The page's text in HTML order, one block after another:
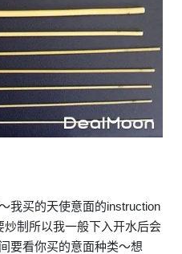
我买的天使意面的instruction
制所以我一般下入开水后会
要看你买的意面种类～想